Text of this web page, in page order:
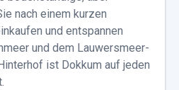
nach einem kurzen
und entspannen
und dem Lauwersmeer-
ist Dokkum auf jeden